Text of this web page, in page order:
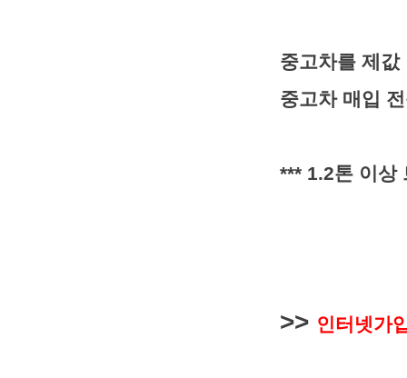
중고차를 제
중고차 매입
*** 1.2톤 이상
>> 인터넷가